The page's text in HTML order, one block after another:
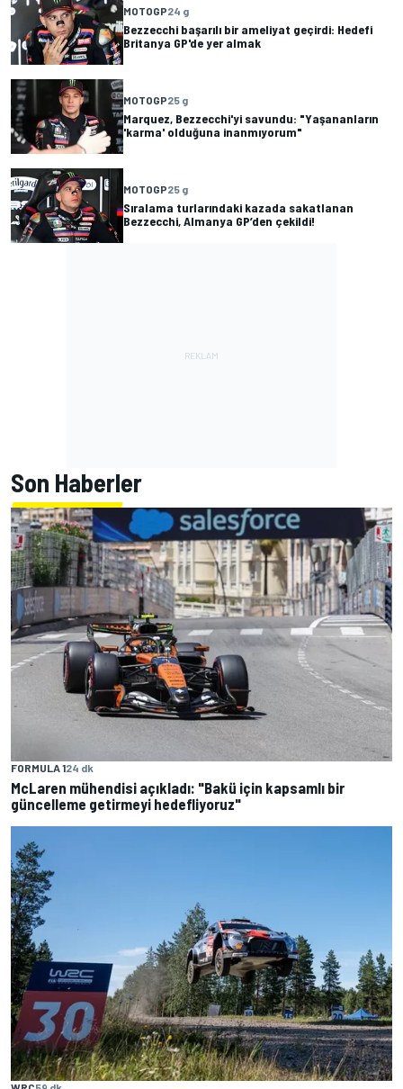
MOTOGP24 g
Bezzecchi başarılı bir ameliyat geçirdi: Hedefi
Britanya GP'de yer almak
MOTOGP25 g
Marquez, Bezzecchi'yi savundu: "Yaşananların
'karma' olduğuna inanmıyorum"
MOTOGP25 g
Sıralama turlarındaki kazada sakatlanan
Bezzecchi, Almanya GP’den çekildi!
Son Haberler
FORMULA 124 dk
McLaren mühendisi açıkladı: "Bakü için kapsamlı bir
güncelleme getirmeyi hedefliyoruz"